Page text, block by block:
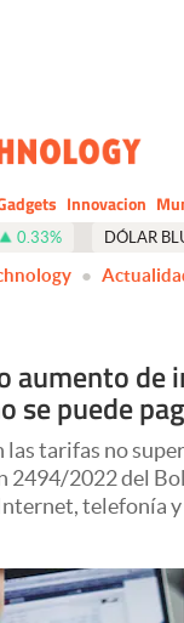
Innovacion
CIO
0.33% DÓLAR
aumento de
se puede
las tarifas no
2494/2022 del
telefonía y